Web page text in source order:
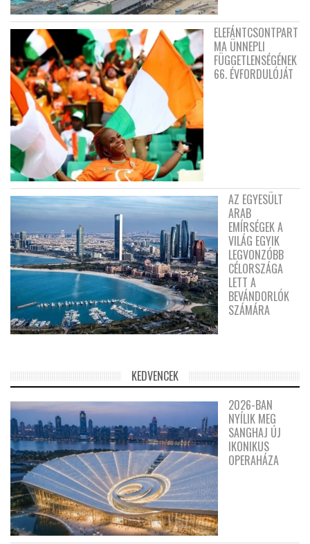
ELEFÁNTCSONTPART
MA ÜNNEPLI
FÜGGETLENSÉGÉNEK
66. ÉVFORDULÓJÁT
AZ EGYESÜLT
ARAB
EMÍRSÉGEK A
VILÁG EGYIK
LEGVONZÓBB
CÉLORSZÁGA
LETT A
BEVÁNDORLÓK
SZÁMÁRA
KEDVENCEK
2026-BAN
NYÍLIK MEG
SANGHAJ ÚJ
IKONIKUS
OPERAHÁZA